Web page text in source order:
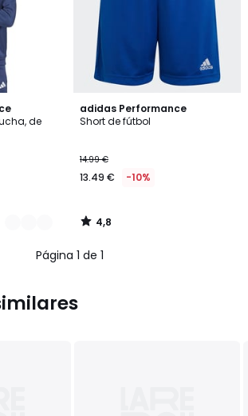
de
adidas Performance
Short de fútbol
14.99 €
13.49 € -10%
4,8
/ 5
4,8
/
Página 1 de 1